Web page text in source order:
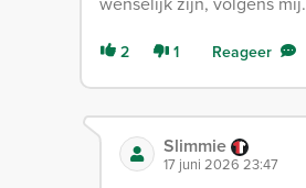
2 1 Reageer
Slimmie
17 juni 2026 23:47